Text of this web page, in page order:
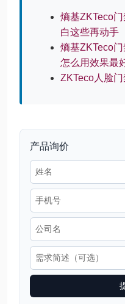
熵基ZKTeco
白这些再动手
熵基ZKTeco
怎么用效果最
ZKTeco人脸
产品询价